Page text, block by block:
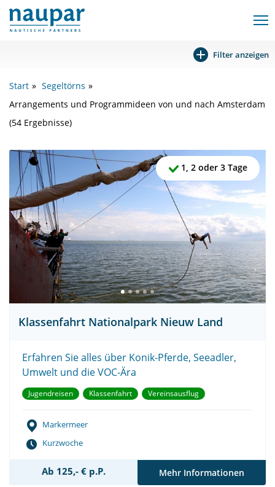
Filter anzeigen
Start
Segeltörns
Arrangements und Programmideen von und nach Amsterdam
(54 Ergebnisse)
1, 2 oder 3 Tage
Klassenfahrt Nationalpark Nieuw Land
Erfahren Sie alles über Konik-Pferde, Seeadler,
Umwelt und die VOC-Ära
Jugendreisen Klassenfahrt Vereinsausflug
Markermeer
Kurzwoche
Ab 125,- € p.P. Mehr Informationen